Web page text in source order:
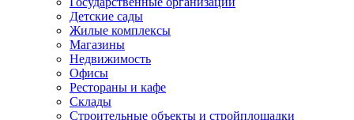
Детские сады
Жилые комплексы
Магазины
Недвижимость
Офисы
Рестораны и кафе
Склады
Строительные объекты и стройплощадки